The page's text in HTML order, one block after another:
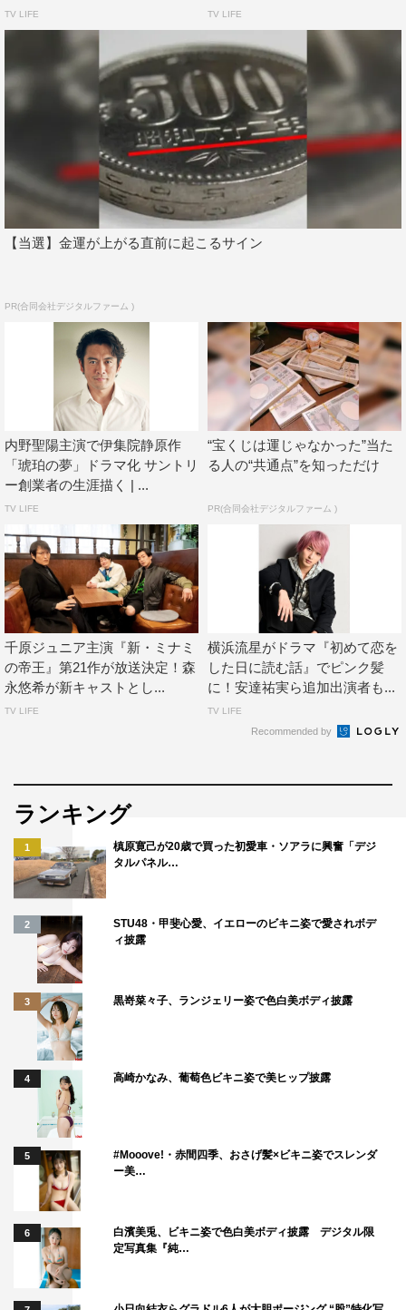
ず。今を生きる人々の胸にも響く『琥珀の夢』をぜひご覧
ください」と語った。
日経ドラマスペシャル『琥珀の夢』
2018年10月5日（金）夜9時放送 ※BSテレ東で今冬放送
予定
原作：伊集院静
出演：内野聖陽、檀れい、生瀬勝久、大東駿介、渡邉蒼、
監督：松田秀知
公式サイト：http://www.tv-tokyo.co.jp/kohakunoyume/
©テレビ東京
TV LIFE TV LIFE
【当選】金運が上がる直前に起こるサイン
PR(合同会社デジタルファーム )
内野聖陽主演で伊集院静原作
「琥珀の夢」ドラマ化 サントリ
ー創業者の生涯描く | ...
TV LIFE
“宝くじは運じゃなかった”当た
る人の“共通点”を知っただけ
PR(合同会社デジタルファーム )
千原ジュニア主演『新・ミナミ
の帝王』第21作が放送決定！森
永悠希が新キャストとし...
TV LIFE
横浜流星がドラマ『初めて恋を
した日に読む話』でピンク髪
に！安達祐実ら追加出演者も...
TV LIFE
Recommended by
ランキング
1
槙原寛己が20歳で買った初愛車・ソアラに興奮「デジ
タルパネル…
2
STU48・甲斐心愛、イエローのビキニ姿で愛されボデ
ィ披露
3 黒嵜菜々子、ランジェリー姿で色白美ボディ披露
4 高崎かなみ、葡萄色ビキニ姿で美ヒップ披露
5
#Mooove!・赤間四季、おさげ髪×ビキニ姿でスレンダ
ー美…
6
白濱美兎、ビキニ姿で色白美ボディ披露 デジタル限
定写真集『純…